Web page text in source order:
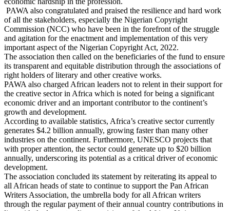
PAWA also congratulated and praised the resilience and hard work
of all the stakeholders, especially the Nigerian Copyright
Commission (NCC) who have been in the forefront of the struggle
and agitation for the enactment and implementation of this very
important aspect of the Nigerian Copyright Act, 2022.
The association then called on the beneficiaries of the fund to ensure
its transparent and equitable distribution through the associations of
right holders of literary and other creative works.
PAWA also charged African leaders not to relent in their support for
the creative sector in Africa which is noted for being a significant
economic driver and an important contributor to the continent’s
growth and development.
According to available statistics, Africa’s creative sector currently
generates $4.2 billion annually, growing faster than many other
industries on the continent. Furthermore, UNESCO projects that
with proper attention, the sector could generate up to $20 billion
annually, underscoring its potential as a critical driver of economic
development.
The association concluded its statement by reiterating its appeal to
all African heads of state to continue to support the Pan African
Writers Association, the umbrella body for all African writers
through the regular payment of their annual country contributions in